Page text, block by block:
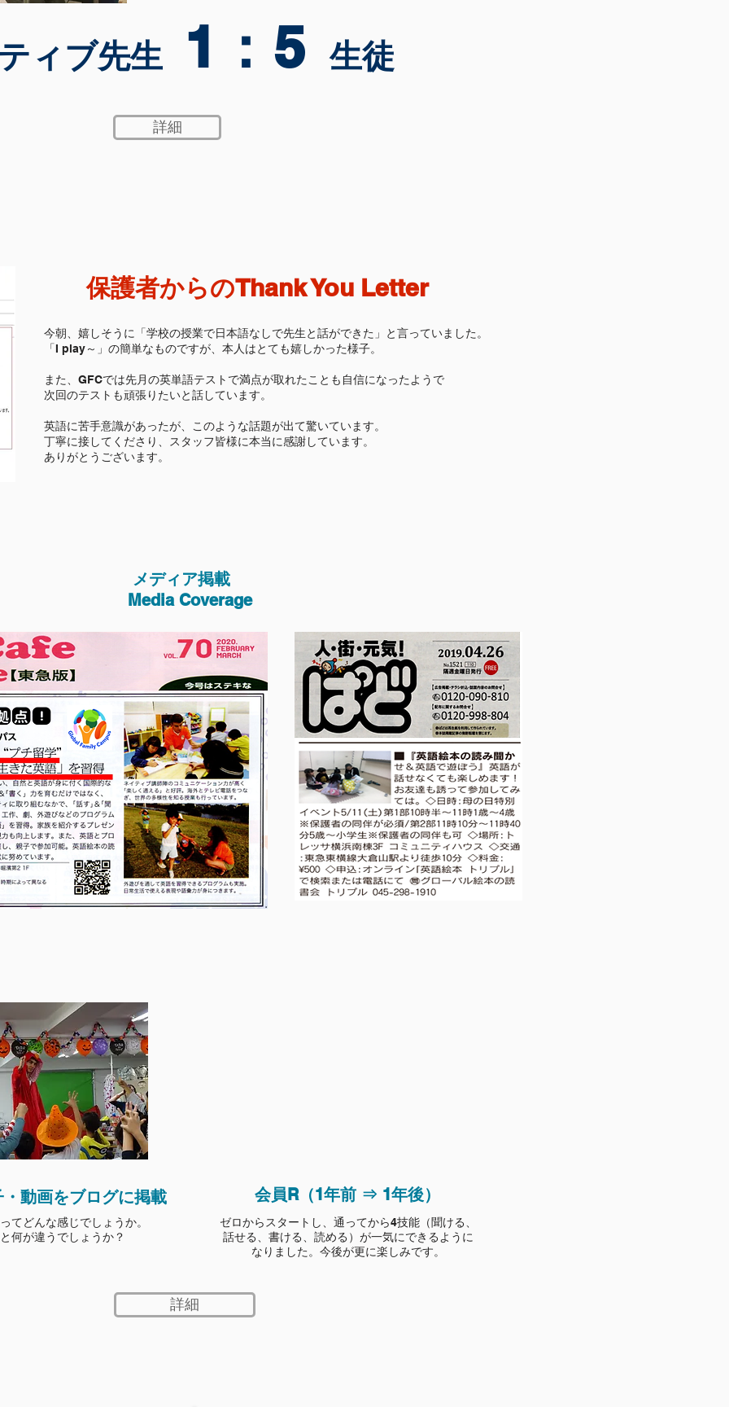
ィブ先生 1 ：5 生徒
詳細
保護者からのThank You Letter
今朝、嬉しそうに「学校の授業で日本語なしで先生と話ができた」と言っていました。
「I play～」の簡単なものですが、本人はとても嬉しかった様子。
また、GFCでは先月の英単語テストで満点が取れたことも自信になったようで
次回のテストも頑張りたいと話しています。
英語に苦手意識があったが、このような話題が出て驚いています。
丁寧に接してくださり、スタッフ皆様に本当に感謝しています。
ありがとうございます。
​メディア掲載
Media Coverage
動画をブログに掲載
てどんな感じでしょうか。
何が違うでしょうか？
​会員R（1年前 ⇒ 1年後）
​ゼロからスタートし、通ってから4技能（聞ける、
話せる、書ける、読める）が一気にできるように
なりました。今後が更に楽しみです。
詳細